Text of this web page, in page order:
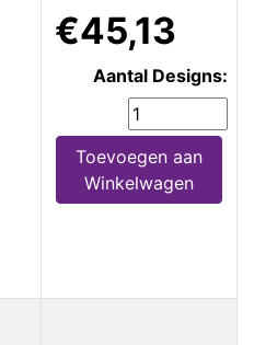
€45,13
Aantal Designs:
Toevoegen aan
Winkelwagen